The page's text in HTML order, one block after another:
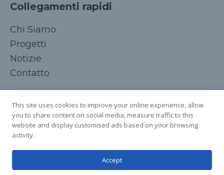
Collegamenti rapidi
Chi Siamo
Progetti
Notizie
Contatto
Copyright © 2025 Tutti i diritti riservati
English
German
This site uses cookies to improve your online experience, allow
you to share content on social media, measure traffic to this
website and display customised ads based on your browsing
activity.
Accept